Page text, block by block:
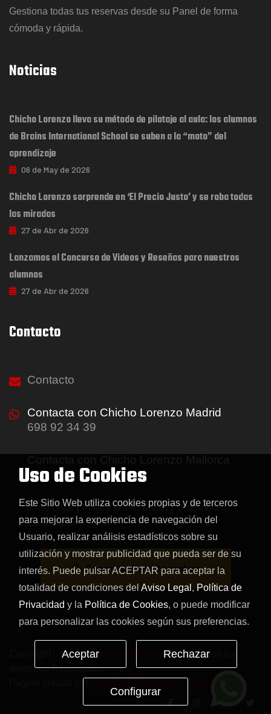
Gestiona todas tus reservas desde su Panel de forma
cómoda y rápida.
Noticias
Chicho Lorenzo lleva su método de pilotaje al aula: los alumnos
de Brains International School se suben a la “moto” del
aprendizaje
06 de May de 2026
Chicho Lorenzo sorprende en ‘El Precio Justo’ y se roba todas
las miradas
27 de Abr de 2026
Lanzamos el Concurso de Videos y Reseñas para nuestros
alumnos
27 de Abr de 2026
Contacto
Contacto
Contacta con Chicho Lorenzo Madrid
698 92 34 39
688 999 019
Aviso Legal | Política de Privacidad | Condiciones
Contratación
Consentimiento de cookies
Lorenzo Racing Projects
©2026. Todos los
derechos Reservados
Página creada por
Hostiberi, Marketing y Desarrollo Web
Uso de Cookies
Este Sitio Web utiliza cookies propias y de terceros
para mejorar la experiencia de navegación del
Usuario, realizar análisis estadísticos sobre su
utilización y mostrar publicidad que pueda ser de su
interés. Puede pulsar ACEPTAR para aceptar la
totalidad de condiciones del Aviso Legal , Política de
Privacidad y la Política de Cookies, o puede modificar
para personalizar las cookies según sus preferencias.
Aceptar Rechazar
Configurar